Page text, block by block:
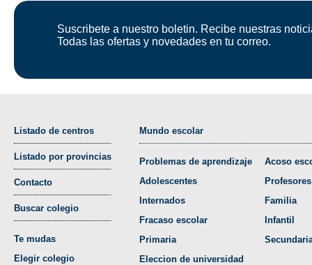
Suscribete a nuestro boletin. Recibe nuestras
Todas las ofertas y novedades en tu correo.
Listado de centros
Listado por provincias
Contacto
Buscar colegio
Te mudas
Elegir colegio
Mundo escolar
Problemas de aprendizaje
Adolescentes
Internados
Fracaso escolar
Primaria
Eleccion de universidad
Acoso
Profesores
Familia
Infantil